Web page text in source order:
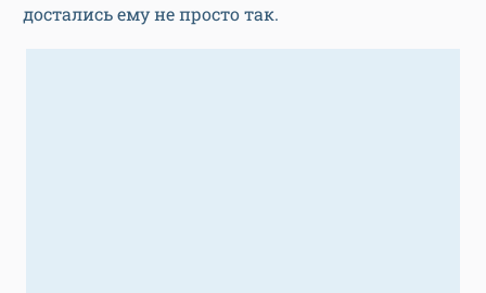
достались ему не просто так.